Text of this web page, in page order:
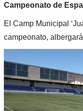
Campeonato de
El Camp Municipal
campeonato,